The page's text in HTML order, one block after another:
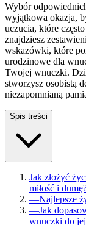
Wybór
wyjątkowa okazja,
uczucia, które
znajdziesz
wskazówki, które
urodzinowe dla
Twojej wnuczki.
stworzysz osobistą
niezapomnianą
Spis treści
Jak złożyć
miłość i
—Najlepsze
—Jak
wnuczki do